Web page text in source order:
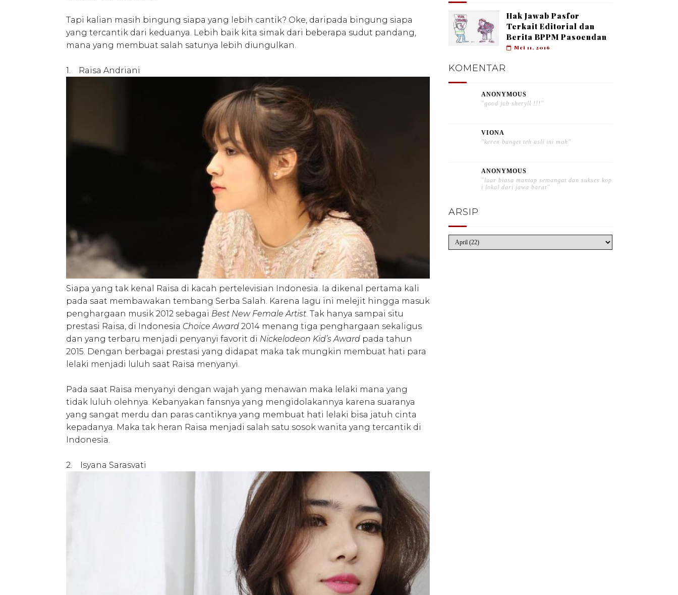
Tapi kalian masih bingung siapa yang lebih cantik? Oke, daripada bingung siapa
yang tercantik dari keduanya. Lebih baik kita simak dari beberapa sudut pandang,
mana yang membuat salah satunya lebih diungulkan.
1. Raisa Andriani
Siapa yang tak kenal Raisa di kacah pertelevisian Indonesia. Ia dikenal pertama kali
pada saat membawakan tembang Serba Salah. Karena lagu ini melejit hingga masuk
penghargaan musik 2012 sebagai Best New Female Artist. Tak hanya sampai situ
prestasi Raisa, di Indonesia Choice Award 2014 menang tiga penghargaan sekaligus
dan yang terbaru menjadi penyanyi favorit di Nickelodeon Kid’s Award pada tahun
2015. Dengan berbagai prestasi yang didapat maka tak mungkin membuat hati para
lelaki menjadi luluh saat Raisa menyanyi.
Pada saat Raisa menyanyi dengan wajah yang menawan maka lelaki mana yang
tidak luluh olehnya. Kebanyakan fansnya yang mengidolakannya karena suaranya
yang sangat merdu dan paras cantiknya yang membuat hati lelaki bisa jatuh cinta
kepadanya. Maka tak heran Raisa menjadi salah satu sosok wanita yang tercantik di
Indonesia.
2. Isyana Sarasvati
Hak Jawab Pasfor
Terkait Editorial dan
Berita BPPM Pasoendan
Mei 11, 2016
KOMENTAR
ANONYMOUS
"good job sheryll !!!"
VIONA
"keren banget teh asli ini mah"
ANONYMOUS
"luar biasa mantap semangat dan sukses kop
i lokal dari jawa barat"
ARSIP